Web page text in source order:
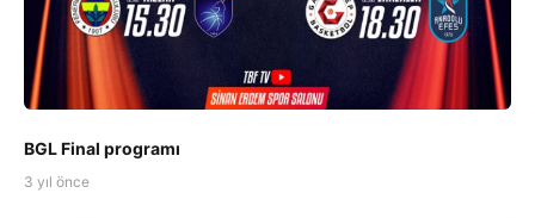
BGL Final programı
3 yıl önce